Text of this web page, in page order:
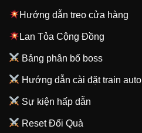
Hướng dẫn treo cửa hàng
Lan Tỏa Cộng Đồng
Bảng phân bố boss
Hướng dẫn cài đặt train auto
Sự kiện hấp dẫn
Reset Đổi Quà